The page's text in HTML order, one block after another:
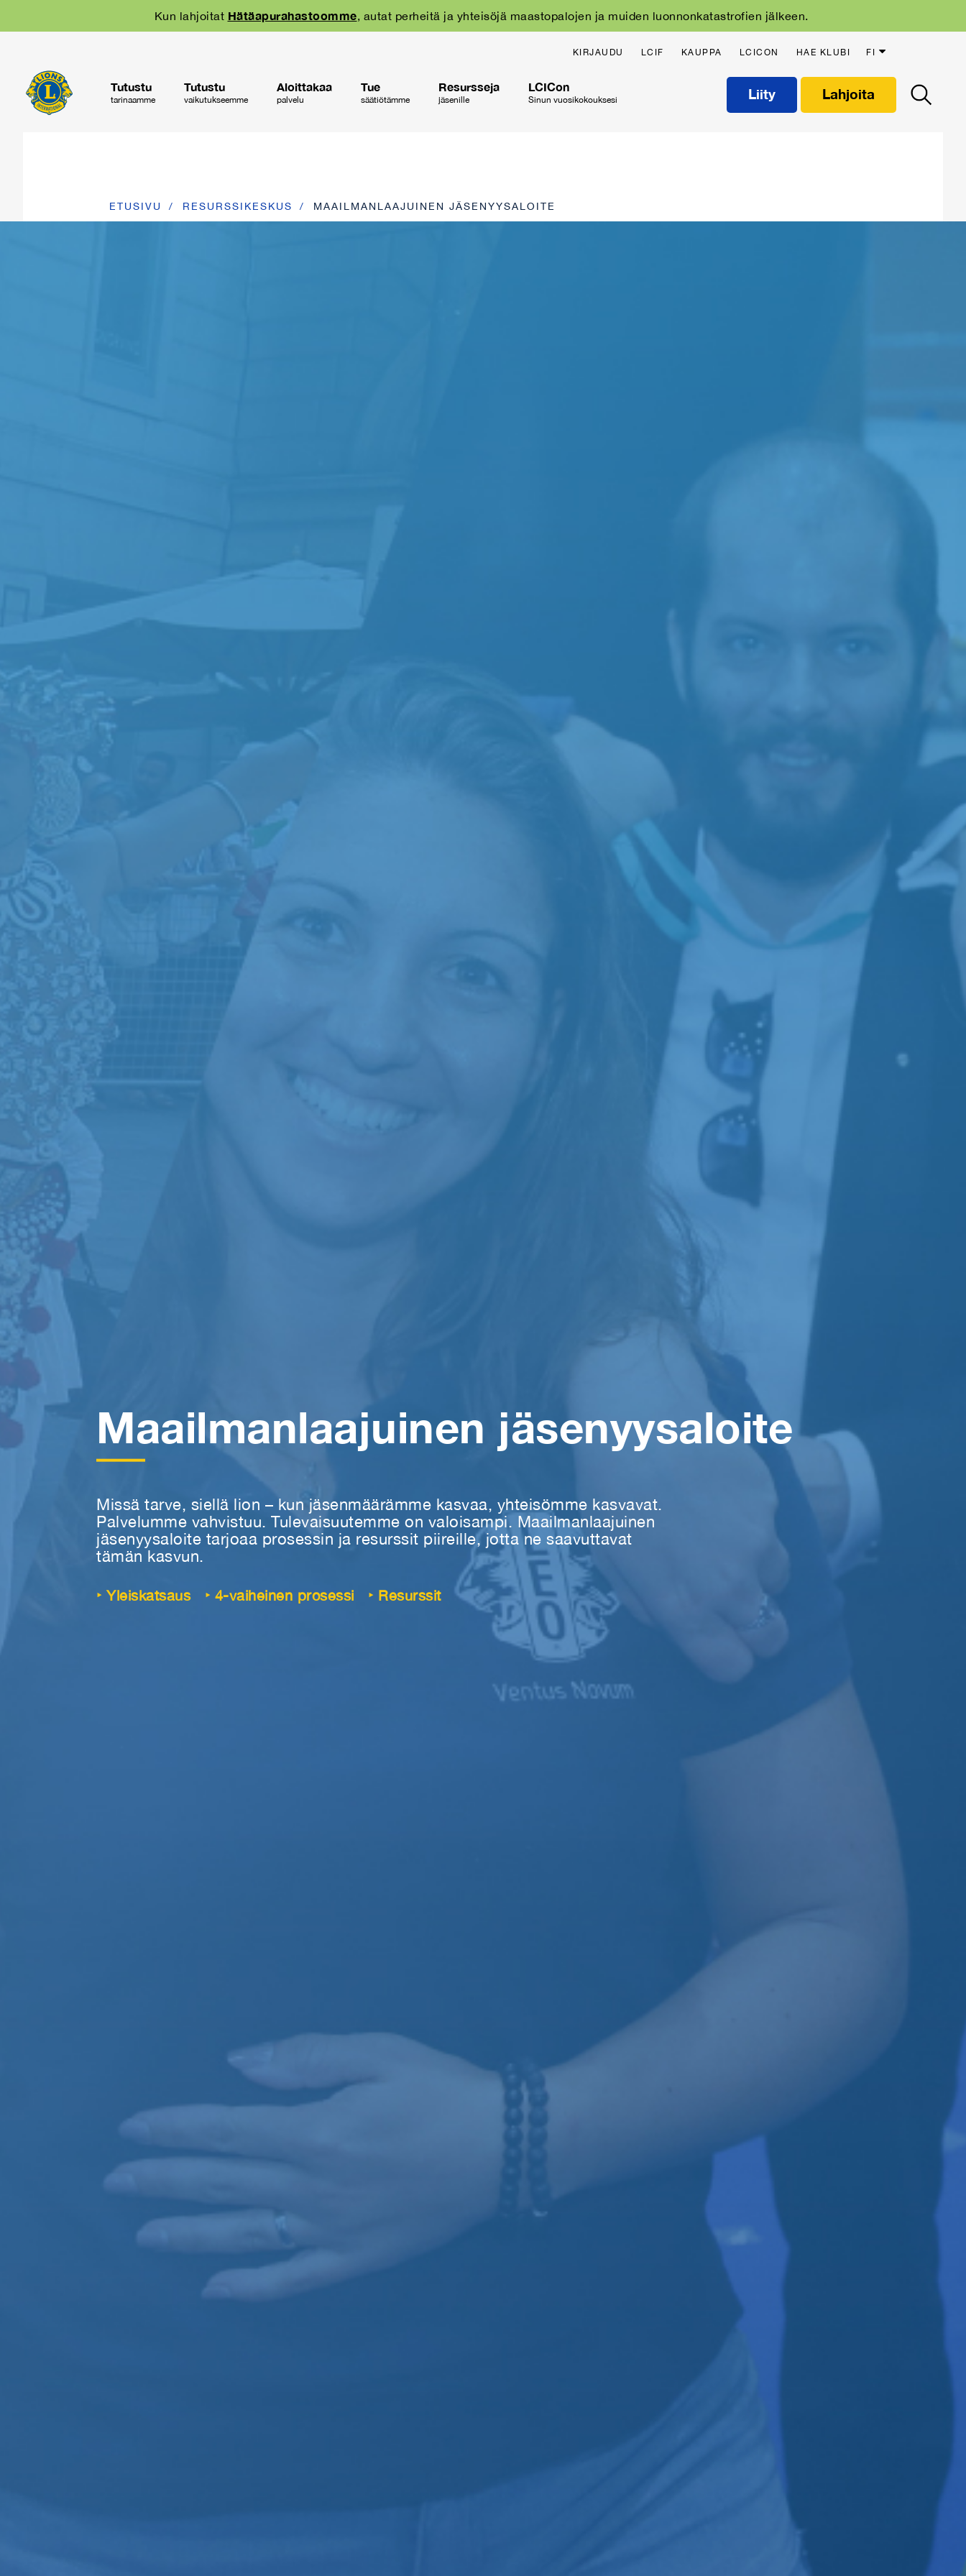
main
Kun lahjoitat Hätäapurahastoomme, autat perheitä ja yhteisöjä maastopalojen ja muiden luonnonkatastrofien jälkeen.
KIRJAUDU LCIF KAUPPA LCICON HAE KLUBI FI
Liity Lahjoita
Tutustu
tarinaamme
Tutustu
vaikutukseemme
Aloittakaa
palvelu
Tue
säätiötämme
Resursseja
jäsenille
LCICon
Sinun vuosikokouksesi
ETUSIVU RESURSSIKESKUS MAAILMANLAAJUINEN JÄSENYYSALOITE
Maailmanlaajuinen jäsenyysaloite
Missä tarve, siellä lion – kun jäsenmäärämme kasvaa, yhteisömme kasvavat.
Palvelumme vahvistuu. Tulevaisuutemme on valoisampi. Maailmanlaajuinen
jäsenyysaloite tarjoaa prosessin ja resurssit piireille, jotta ne saavuttavat
tämän kasvun.
‣ Yleiskatsaus ‣ 4-vaiheinen prosessi ‣ Resurssit